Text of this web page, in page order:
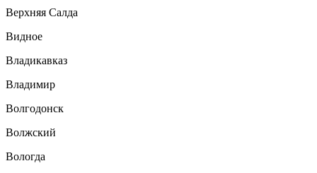
Верхняя Салда
Видное
Владикавказ
Владимир
Волгодонск
Волжский
Вологда